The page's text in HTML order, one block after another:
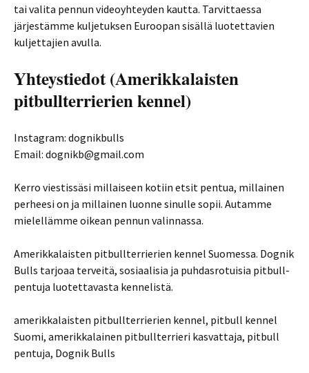
tai valita pennun videoyhteyden kautta. Tarvittaessa
järjestämme kuljetuksen Euroopan sisällä luotettavien
kuljettajien avulla.
Yhteystiedot (Amerikkalaisten
pitbullterrierien kennel)
Instagram: dognikbulls
Email: dognikb@gmail.com
Kerro viestissäsi millaiseen kotiin etsit pentua, millainen
perheesi on ja millainen luonne sinulle sopii. Autamme
mielellämme oikean pennun valinnassa.
Amerikkalaisten pitbullterrierien kennel Suomessa. Dognik
Bulls tarjoaa terveitä, sosiaalisia ja puhdasrotuisia pitbull-
pentuja luotettavasta kennelistä.
amerikkalaisten pitbullterrierien kennel, pitbull kennel
Suomi, amerikkalainen pitbullterrieri kasvattaja, pitbull
pentuja, Dognik Bulls